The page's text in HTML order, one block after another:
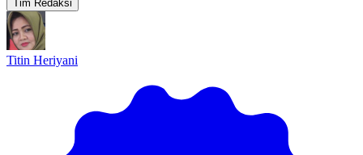
Tim Redaksi
Titin Heriyani